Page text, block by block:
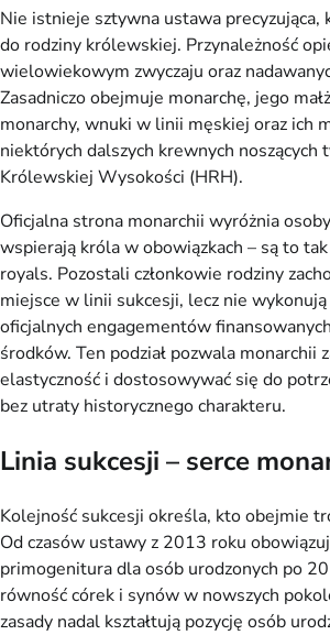
Nie istnieje sztywna ustawa precyzująca,
do rodziny królewskiej. Przynależność
wielowiekowym zwyczaju oraz
Zasadniczo obejmuje monarchę, jego
monarchy, wnuki w linii męskiej oraz ich
niektórych dalszych krewnych noszących
Królewskiej Wysokości (HRH).
Oficjalna strona monarchii wyróżnia
wspierają króla w obowiązkach – są to
royals. Pozostali członkowie rodziny
miejsce w linii sukcesji, lecz nie
oficjalnych engagementów
środków. Ten podział pozwala monarchii
elastyczność i dostosowywać się do
bez utraty historycznego charakteru.
Linia sukcesji – serce
Kolejność sukcesji określa, kto obejmie
Od czasów ustawy z 2013 roku
primogenitura dla osób urodzonych po
równość córek i synów w nowszych
zasady nadal kształtują pozycję osób